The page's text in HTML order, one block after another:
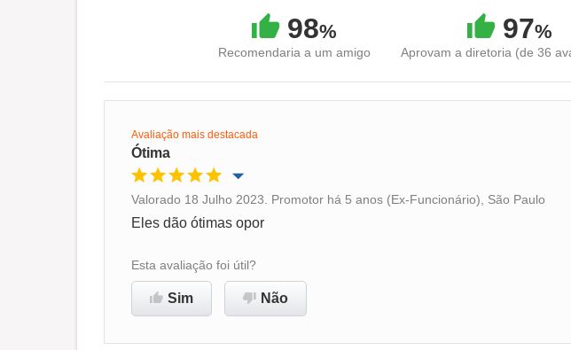
98%
Recomendaria a um amigo
97%
Aprovam a diretoria (de 36
Avaliação mais destacada
Ótima
Oportunidade de promoção
Ambiente de trabalho
Recomenda esta empresa
Valorado 18 Julho 2023. Promotor há 5 anos (Ex-Funcionário), São Paulo
Eles dão ótimas opor
Esta avaliação foi útil?
Sim Não